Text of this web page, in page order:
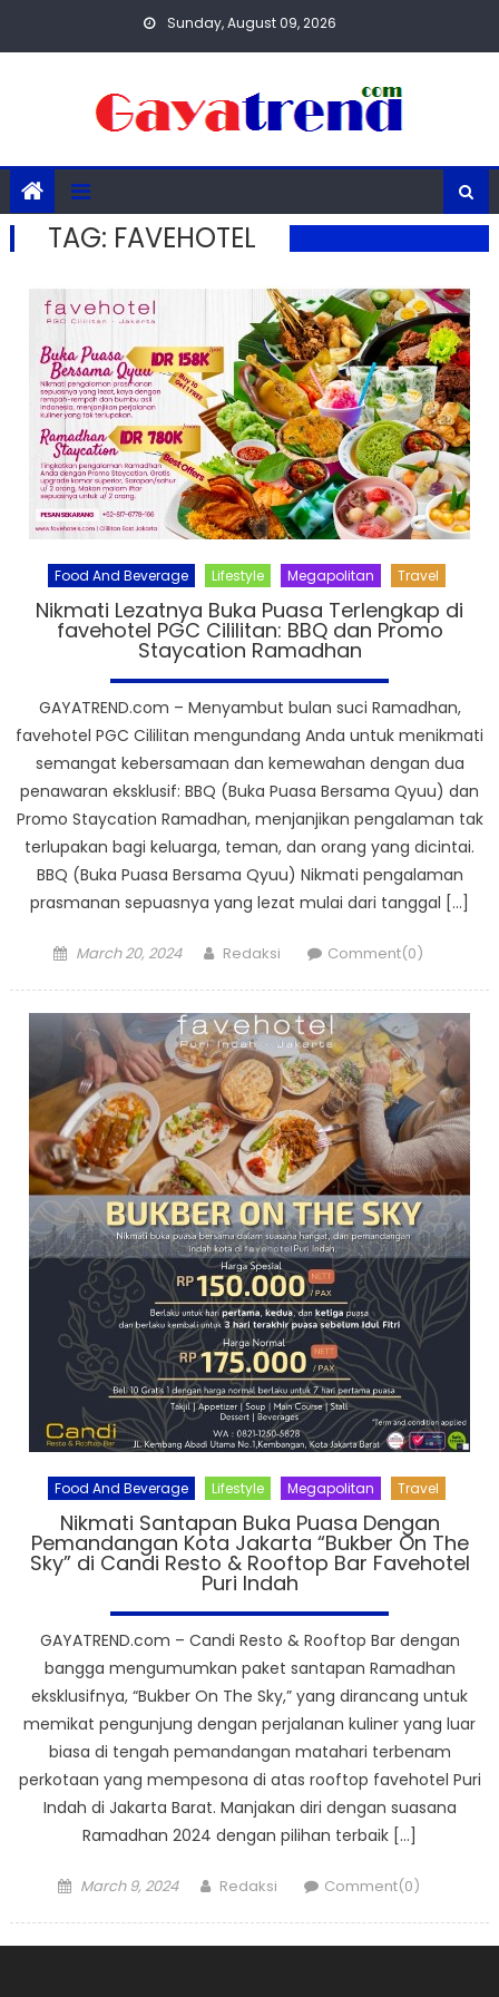
Sunday, August 09, 2026
TAG: FAVEHOTEL
Food And Beverage Lifestyle Megapolitan Travel
Nikmati Lezatnya Buka Puasa Terlengkap di
favehotel PGC Cililitan: BBQ dan Promo
Staycation Ramadhan
GAYATREND.com – Menyambut bulan suci Ramadhan,
favehotel PGC Cililitan mengundang Anda untuk menikmati
semangat kebersamaan dan kemewahan dengan dua
penawaran eksklusif: BBQ (Buka Puasa Bersama Qyuu) dan
Promo Staycation Ramadhan, menjanjikan pengalaman tak
terlupakan bagi keluarga, teman, dan orang yang dicintai.
BBQ (Buka Puasa Bersama Qyuu) Nikmati pengalaman
prasmanan sepuasnya yang lezat mulai dari tanggal […]
Posted
March 20, 2024 Author
Redaksi Comment(0)
Food And Beverage Lifestyle Megapolitan Travel
Nikmati Santapan Buka Puasa Dengan
Pemandangan Kota Jakarta “Bukber On The
Sky” di Candi Resto & Rooftop Bar Favehotel
Puri Indah
GAYATREND.com – Candi Resto & Rooftop Bar dengan
bangga mengumumkan paket santapan Ramadhan
eksklusifnya, “Bukber On The Sky,” yang dirancang untuk
memikat pengunjung dengan perjalanan kuliner yang luar
biasa di tengah pemandangan matahari terbenam
perkotaan yang mempesona di atas rooftop favehotel Puri
Indah di Jakarta Barat. Manjakan diri dengan suasana
Ramadhan 2024 dengan pilihan terbaik […]
Posted
March 9, 2024 Author
Redaksi Comment(0)